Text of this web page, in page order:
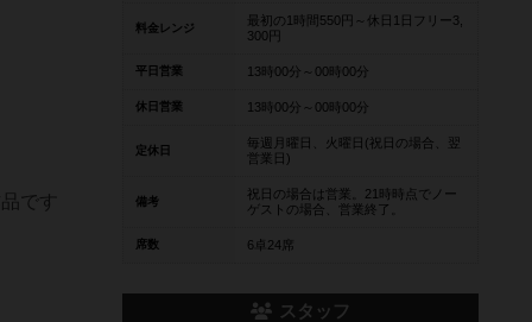
です
料金レンジ
最初の1時間550円～休日1日フリー3,
300円
平日営業 13時00分～00時00分
休日営業 13時00分～00時00分
定休日
毎週月曜日、火曜日(祝日の場合、翌
営業日)
備考
祝日の場合は営業。21時時点でノー
ゲストの場合、営業終了。
席数 6卓24席
スタッフ